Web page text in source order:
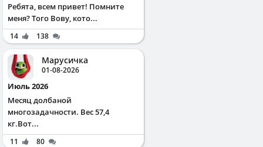
Ребята, всем привет! Помните
меня? Того Вову, кото...
14 138
Марусичка
01-08-2026
Июль 2026
Месяц долбаной
многозадачности. Вес 57,4
кг.Вот...
11 80